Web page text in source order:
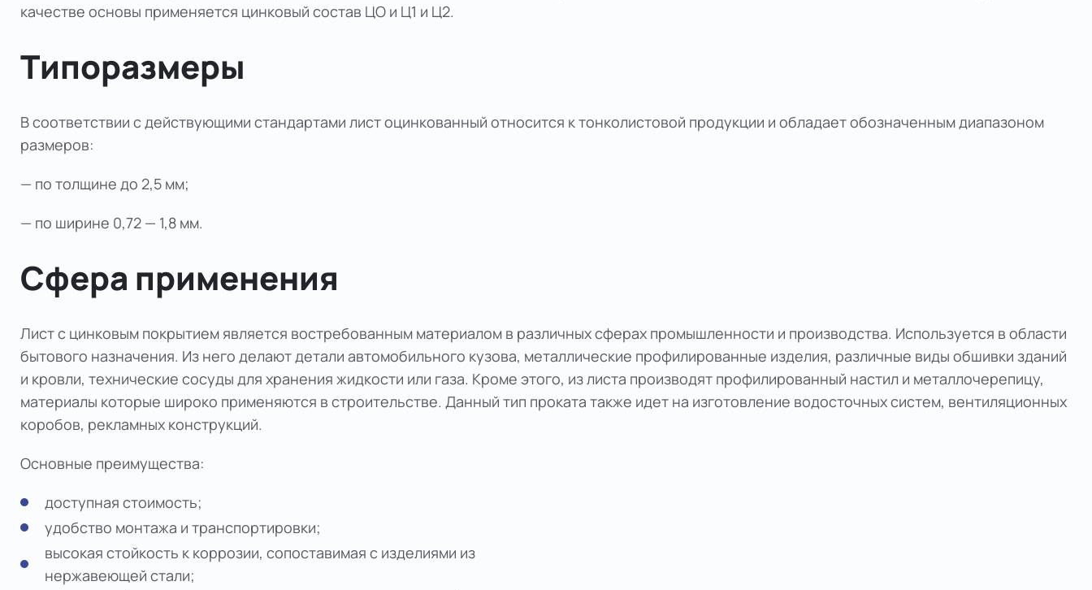
качестве основы применяется цинковый состав ЦО и Ц1 и Ц2.
Типоразмеры
В соответствии с действующими стандартами лист оцинкованный относится к тонколистовой продукции и обладает обозначенным диапазоном
размеров:
— по толщине до 2,5 мм;
— по ширине 0,72 — 1,8 мм.
Сфера применения
Лист с цинковым покрытием является востребованным материалом в различных сферах промышленности и производства. Используется в области
бытового назначения. Из него делают детали автомобильного кузова, металлические профилированные изделия, различные виды обшивки зданий
и кровли, технические сосуды для хранения жидкости или газа. Кроме этого, из листа производят профилированный настил и металлочерепицу,
материалы которые широко применяются в строительстве. Данный тип проката также идет на изготовление водосточных систем, вентиляционных
коробов, рекламных конструкций.
Основные преимущества:
доступная стоимость;
удобство монтажа и транспортировки;
высокая стойкость к коррозии, сопоставимая с изделиями из
нержавеющей стали;